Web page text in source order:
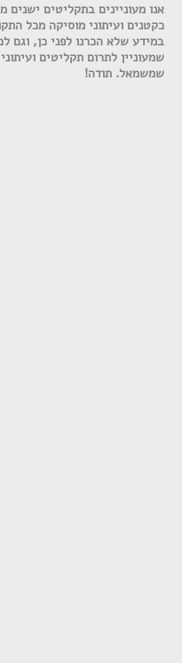
אנו מעוניינים בתקליטים ישנים
כקטנים ועיתוני מוסיקה מכל
במידע שלא הכרנו לפני כן, וגם
שמעוניין לתרום תקליטים
שמשמאל. תודה!